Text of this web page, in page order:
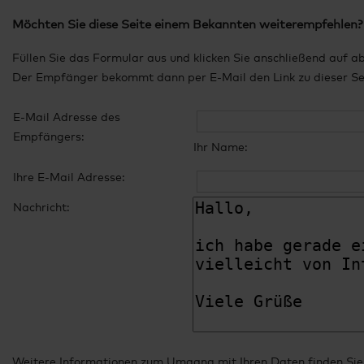
Möchten Sie diese Seite einem Bekannten weiterempfehlen?
Füllen Sie das Formular aus und klicken Sie anschließend auf
Der Empfänger bekommt dann per E-Mail den Link zu dieser
E-Mail Adresse des
Empfängers:
Ihr Name:
Ihre E-Mail Adresse:
Nachricht:
Weitere Informationen zum Umgang mit Ihren Daten finden